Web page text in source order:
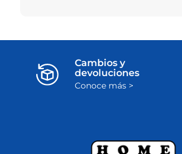
Cambios y
devoluciones
Conoce más >